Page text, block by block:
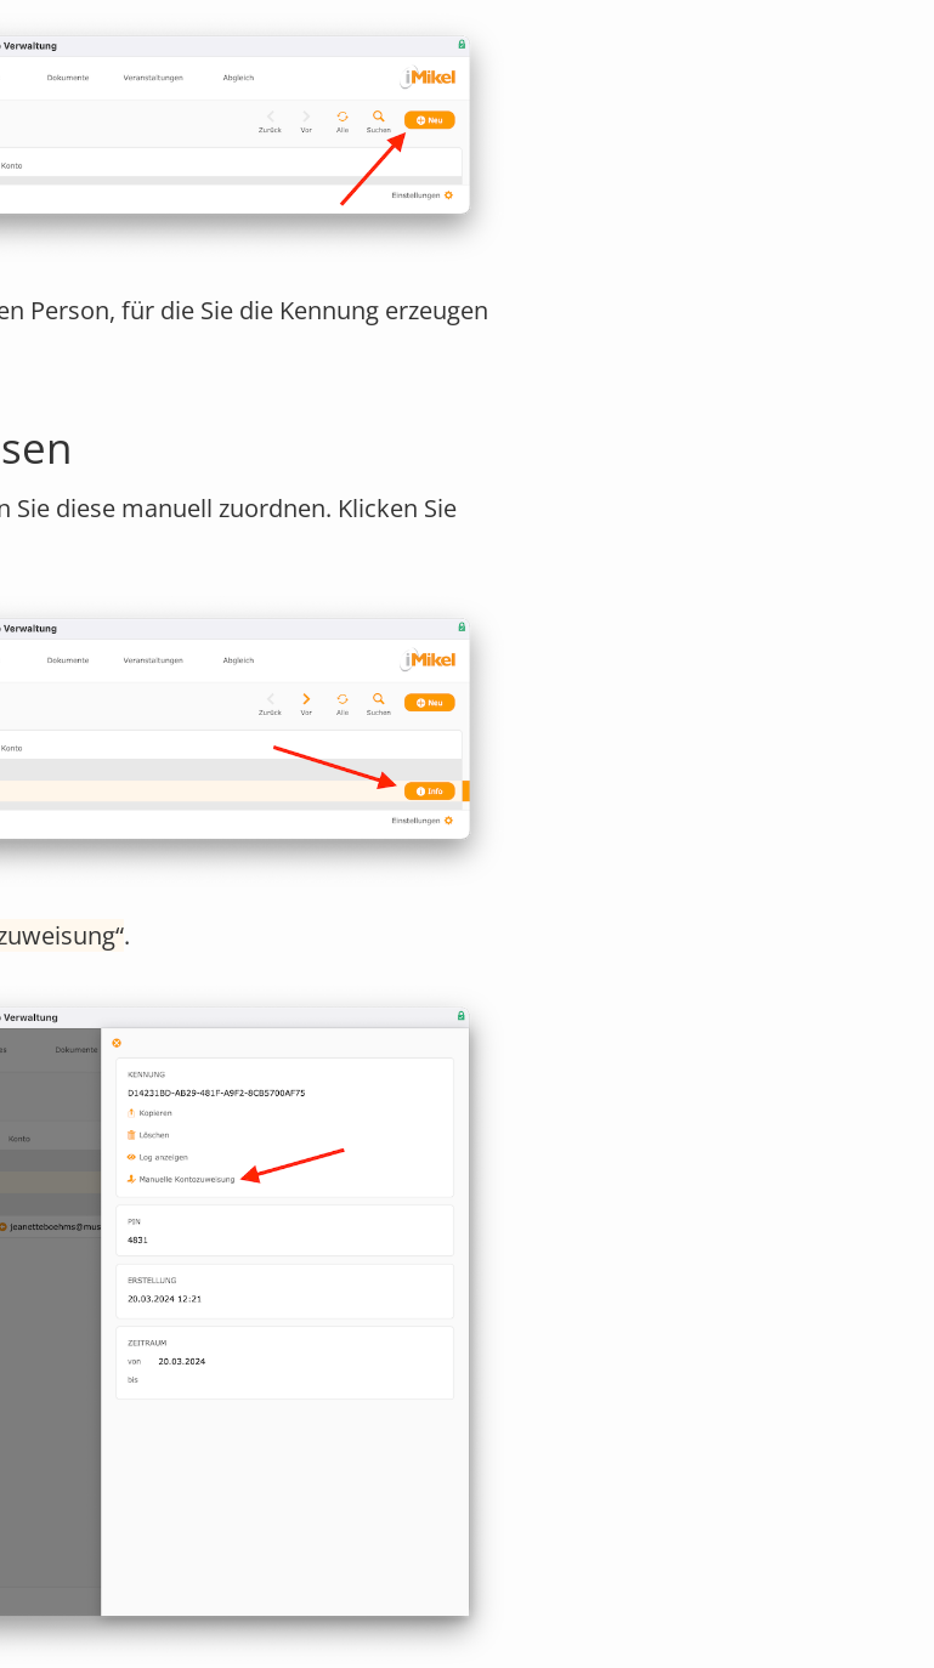
Person, für die Sie die Kennung erzeugen
Sie diese manuell zuordnen. Klicken Sie
.